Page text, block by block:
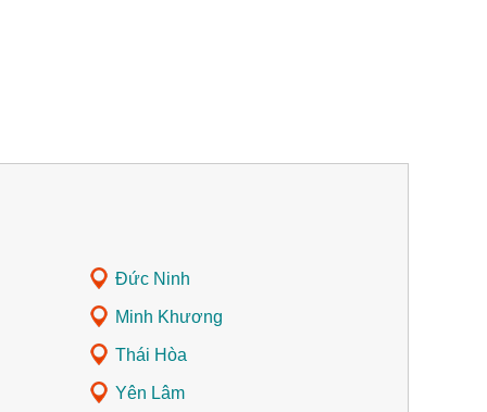
Đức Ninh
Minh Khương
Thái Hòa
Yên Lâm